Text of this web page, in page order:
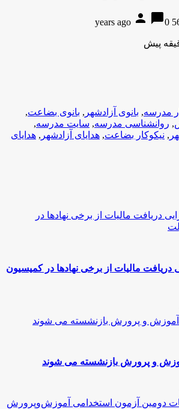
56
person chat_bubble0
مدرسه, بانوی آزادشهر , بانوی بضاعت,
, روانشناسی مدرسه, سایت مدرسه,
, نیکوکار بضاعت, هدایای آزادشهر , هدایای
دریافت مالیات از برخی نهادها در کمیسیون